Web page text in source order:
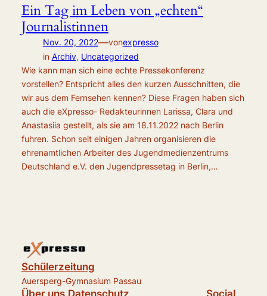
Ein Tag im Leben von „echten“
Journalistinnen
Nov. 20, 2022—vonexpresso
in Archiv, Uncategorized
Wie kann man sich eine echte Pressekonferenz
vorstellen? Entspricht alles den kurzen Ausschnitten, die
wir aus dem Fernsehen kennen? Diese Fragen haben sich
auch die eXpresso- Redakteurinnen Larissa, Clara und
Anastasiia gestellt, als sie am 18.11.2022 nach Berlin
fuhren. Schon seit einigen Jahren organisieren die
ehrenamtlichen Arbeiter des Jugendmedienzentrums
Deutschland e.V. den Jugendpressetag in Berlin,…
Schülerzeitung
Auersperg-Gymnasium Passau
Über uns Datenschutz Social